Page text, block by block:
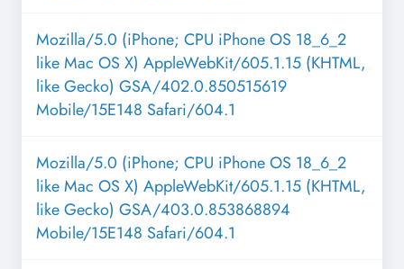
Mozilla/5.0 (iPhone; CPU iPhone OS 18_6_2
like Mac OS X) AppleWebKit/605.1.15 (KHTML,
like Gecko) GSA/402.0.850515619
Mobile/15E148 Safari/604.1
Mozilla/5.0 (iPhone; CPU iPhone OS 18_6_2
like Mac OS X) AppleWebKit/605.1.15 (KHTML,
like Gecko) GSA/403.0.853868894
Mobile/15E148 Safari/604.1